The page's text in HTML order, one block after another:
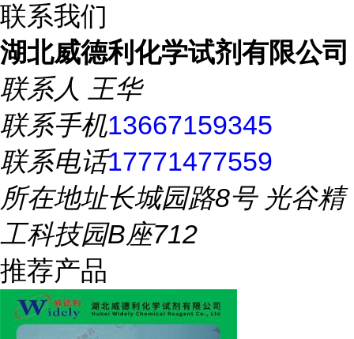
联系我们
湖北威德利化学试剂有限公司
联系人 王华
联系手机13667159345
联系电话17771477559
所在地址长城园路8号 光谷精
工科技园B座712
推荐产品